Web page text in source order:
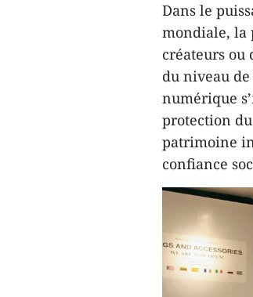
Dans le
mondiale, la
créateurs ou
du niveau
numérique
protection
patrimoine
confiance